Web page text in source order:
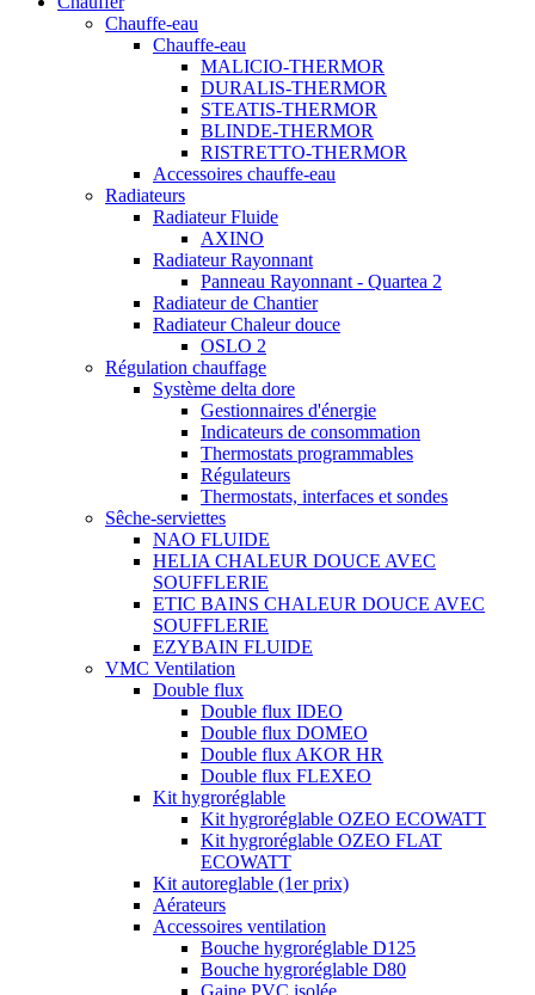
Chauffe-eau
Chauffe-eau
MALICIO-THERMOR
DURALIS-THERMOR
STEATIS-THERMOR
BLINDE-THERMOR
RISTRETTO-THERMOR
Accessoires chauffe-eau
Radiateurs
Radiateur Fluide
AXINO
Radiateur Rayonnant
Panneau Rayonnant - Quartea 2
Radiateur de Chantier
Radiateur Chaleur douce
OSLO 2
Régulation chauffage
Système delta dore
Gestionnaires d'énergie
Indicateurs de consommation
Thermostats programmables
Régulateurs
Thermostats, interfaces et sondes
Sêche-serviettes
NAO FLUIDE
HELIA CHALEUR DOUCE AVEC
SOUFFLERIE
ETIC BAINS CHALEUR DOUCE AVEC
SOUFFLERIE
EZYBAIN FLUIDE
VMC Ventilation
Double flux
Double flux IDEO
Double flux DOMEO
Double flux AKOR HR
Double flux FLEXEO
Kit hygroréglable
Kit hygroréglable OZEO ECOWATT
Kit hygroréglable OZEO FLAT
ECOWATT
Kit autoreglable (1er prix)
Aérateurs
Accessoires ventilation
Bouche hygroréglable D125
Bouche hygroréglable D80
Gaine PVC isolée